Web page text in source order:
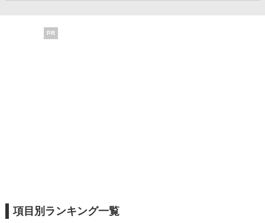
PR
項目別ランキング一覧